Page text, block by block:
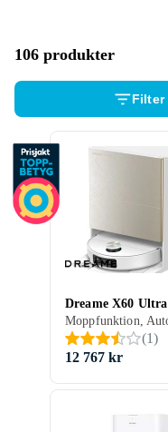
106 produkter
Filter
Dreame X60 Ultra
(1)
12 767 kr